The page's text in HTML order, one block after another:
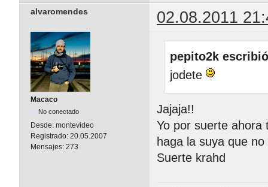
alvaromendes 02.08.2011
Macaco
No conectado
Desde: montevideo
Registrado: 20.05.2007
Mensajes: 273
pepito2k
jodete
Jajaja!!
Yo por suerte ahora
haga la suya que
Suerte krahd